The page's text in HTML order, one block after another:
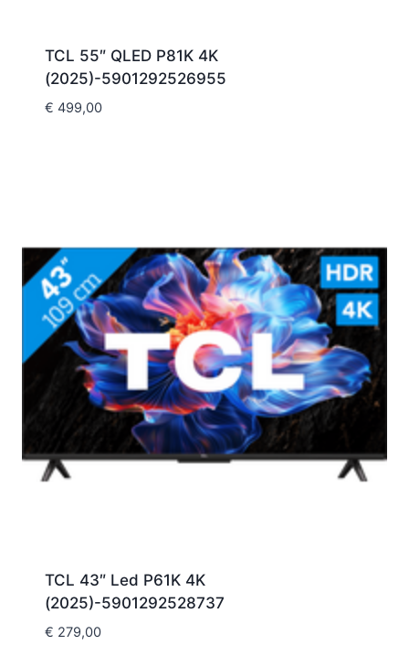
TCL 55″ QLED P81K 4K
(2025)-5901292526955
€ 499,00
TCL 43″ Led P61K 4K
(2025)-5901292528737
€ 279,00